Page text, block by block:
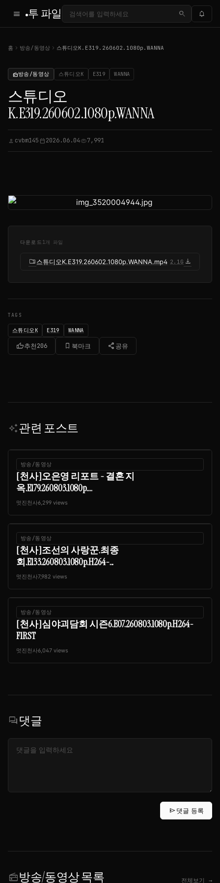
menu 투 파일 search notifications
홈 chevron_right 방송/동영상 chevron_right 스튜디오K.E319.260602.1080p.WANNA
radio방송/동영상 스튜디오K E319 WANNA
스튜디오
K.E319.260602.1080p.WANNA
person cvbm145 calendar_today2026.06.04visibility7,991
다운로드 1개 파일
folder_zip스튜디오K.E319.260602.1080p.WANNA.mp4 2.1G download
TAGS
스튜디오K E319 WANNA
thumb_up추천206 bookmark_border 북마크 share 공유
auto_awesome관련 포스트
방송/동영상
[천사]오은영 리포트 - 결혼 지
옥.E179.260803.1080p....
멋진천사6,299 views
방송/동영상
[천사]조선의 사랑꾼.최종
회.E133.260803.1080p.H264-...
멋진천사7,982 views
방송/동영상
[천사]심야괴담회 시즌6.E07.260803.1080p.H264-
F1RST
멋진천사6,047 views
forum댓글
send댓글 등록
radio방송/동영상 목록 전체보기 →